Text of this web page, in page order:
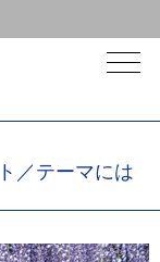
／テーマには